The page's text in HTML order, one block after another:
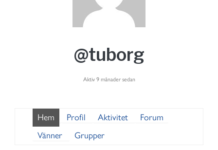
@tuborg
Aktiv 9 månader sedan
Hem Profil Aktivitet
Forum
Vänner
Grupper